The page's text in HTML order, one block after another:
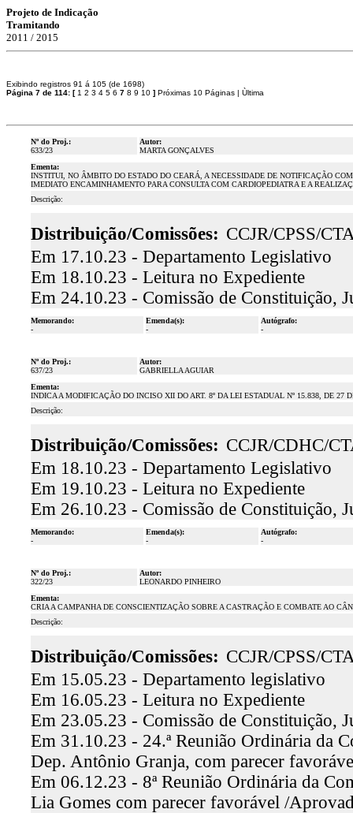
Projeto de Indicação
Tramitando
2011 / 2015
Exibindo registros 91 á 105 (de 1698)
Página 7 de 114: [ 1 2 3 4 5 6 7 8 9 10 ] Próximas 10 Páginas | Ùltima
Nº do Proj.:
633/23
Autor:
MARTA GONÇALVES
Ementa:
INSTITUI, NO ÂMBITO DO ESTADO DO CEARÁ, A NECESSIDADE DE NOTIFICAÇÃO
IMEDIATO ENCAMINHAMENTO PARA CONSULTA COM CARDIOPEDIATRA E A
Descrição:
Distribuição/Comissões: CCJR/CPSS/
Em 17.10.23 - Departamento Legislativo
Em 18.10.23 - Leitura no Expediente
Em 24.10.23 - Comissão de Constituição,
Memorando:
-
Emenda(s):
-
Autógrafo:
-
Nº do Proj.:
637/23
Autor:
GABRIELLA AGUIAR
Ementa:
INDICA A MODIFICAÇÃO DO INCISO XII DO ART. 8º DA LEI ESTADUAL Nº 15.838, DE 27
Descrição:
Distribuição/Comissões: CCJR/CDHC/
Em 18.10.23 - Departamento Legislativo
Em 19.10.23 - Leitura no Expediente
Em 26.10.23 - Comissão de Constituição,
Memorando:
-
Emenda(s):
-
Autógrafo:
-
Nº do Proj.:
322/23
Autor:
LEONARDO PINHEIRO
Ementa:
CRIA A CAMPANHA DE CONSCIENTIZAÇÃO SOBRE A CASTRAÇÃO E COMBATE AO
Descrição:
Distribuição/Comissões: CCJR/CPSS/
Em 15.05.23 - Departamento legislativo
Em 16.05.23 - Leitura no Expediente
Em 23.05.23 - Comissão de Constituição,
Em 31.10.23 - 24.ª Reunião Ordinária da
Dep. Antônio Granja, com parecer
Em 06.12.23 - 8ª Reunião Ordinária da
Lia Gomes com parecer favorável /